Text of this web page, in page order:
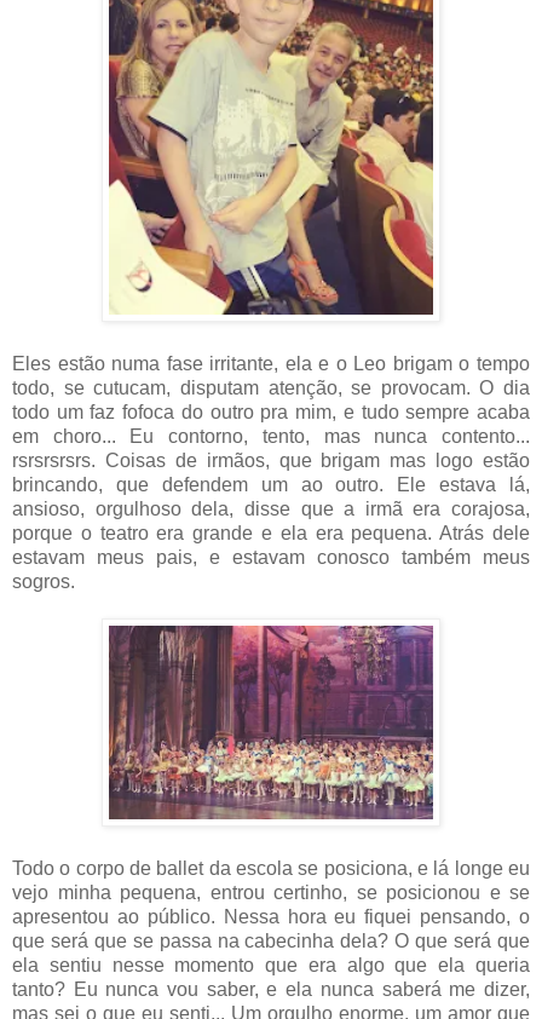
Eles estão numa fase irritante, ela e o Leo brigam o tempo
todo, se cutucam, disputam atenção, se provocam. O dia
todo um faz fofoca do outro pra mim, e tudo sempre acaba
em choro... Eu contorno, tento, mas nunca contento...
rsrsrsrsrs. Coisas de irmãos, que brigam mas logo estão
brincando, que defendem um ao outro. Ele estava lá,
ansioso, orgulhoso dela, disse que a irmã era corajosa,
porque o teatro era grande e ela era pequena. Atrás dele
estavam meus pais, e estavam conosco também meus
sogros.
Todo o corpo de ballet da escola se posiciona, e lá longe eu
vejo minha pequena, entrou certinho, se posicionou e se
apresentou ao público. Nessa hora eu fiquei pensando, o
que será que se passa na cabecinha dela? O que será que
ela sentiu nesse momento que era algo que ela queria
tanto? Eu nunca vou saber, e ela nunca saberá me dizer,
mas sei o que eu senti... Um orgulho enorme, um amor que